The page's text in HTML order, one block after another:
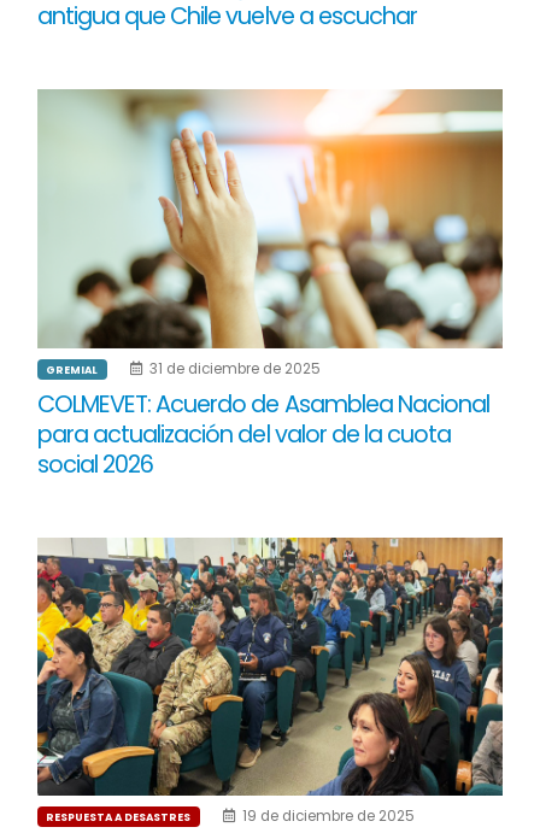
antigua que Chile vuelve a escuchar
GREMIAL 31 de diciembre de 2025
COLMEVET: Acuerdo de Asamblea Nacional
para actualización del valor de la cuota
social 2026
RESPUESTA A DESASTRES 19 de diciembre de 2025